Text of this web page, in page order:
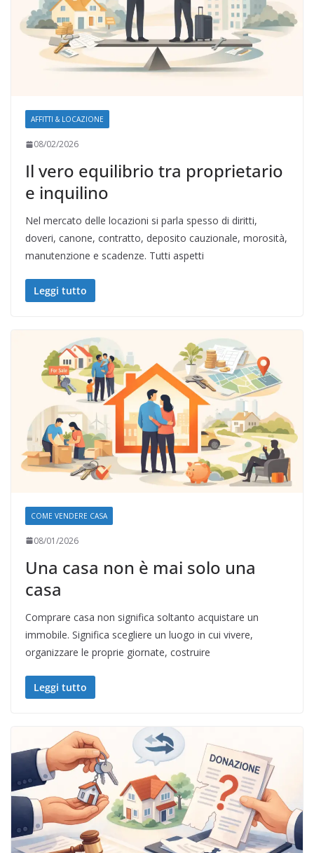
AFFITTI & LOCAZIONE
08/02/2026
Il vero equilibrio tra proprietario
e inquilino
Nel mercato delle locazioni si parla spesso di diritti,
doveri, canone, contratto, deposito cauzionale, morosità,
manutenzione e scadenze. Tutti aspetti
Leggi tutto
COME VENDERE CASA
08/01/2026
Una casa non è mai solo una
casa
Comprare casa non significa soltanto acquistare un
immobile. Significa scegliere un luogo in cui vivere,
organizzare le proprie giornate, costruire
Leggi tutto